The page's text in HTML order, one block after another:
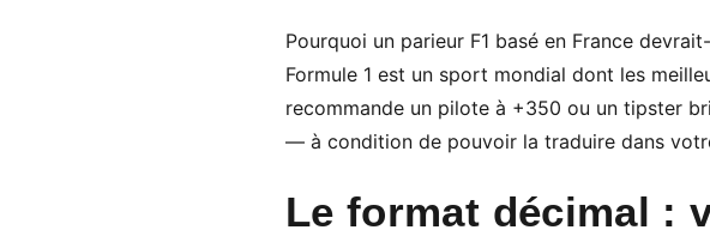
Pourquoi un parieur F1 basé en France
Formule 1 est un sport mondial dont les
recommande un pilote à +350 ou un tipster
— à condition de pouvoir la traduire dans
Le format décimal :